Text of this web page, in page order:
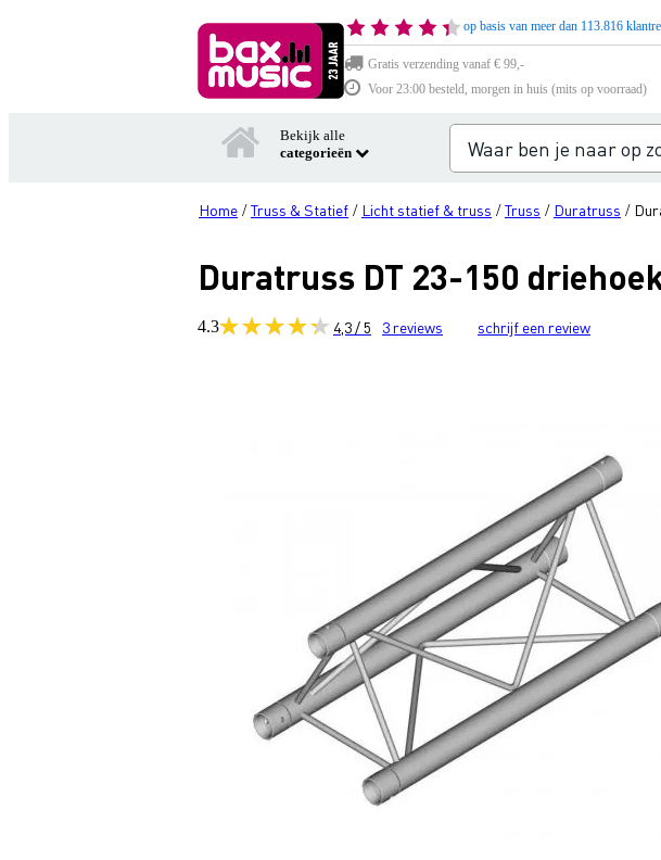
op basis van meer dan 113.816
Gratis verzending vanaf € 99,-
Voor 23:00 besteld, morgen in huis (mits op voorraad)
Bekijk alle
categorieën
Home /Truss & Statief / Licht statief & truss /Truss / Duratruss /
Duratruss DT 23-150
4.3 4,3 / 5 3reviews schrijf een review